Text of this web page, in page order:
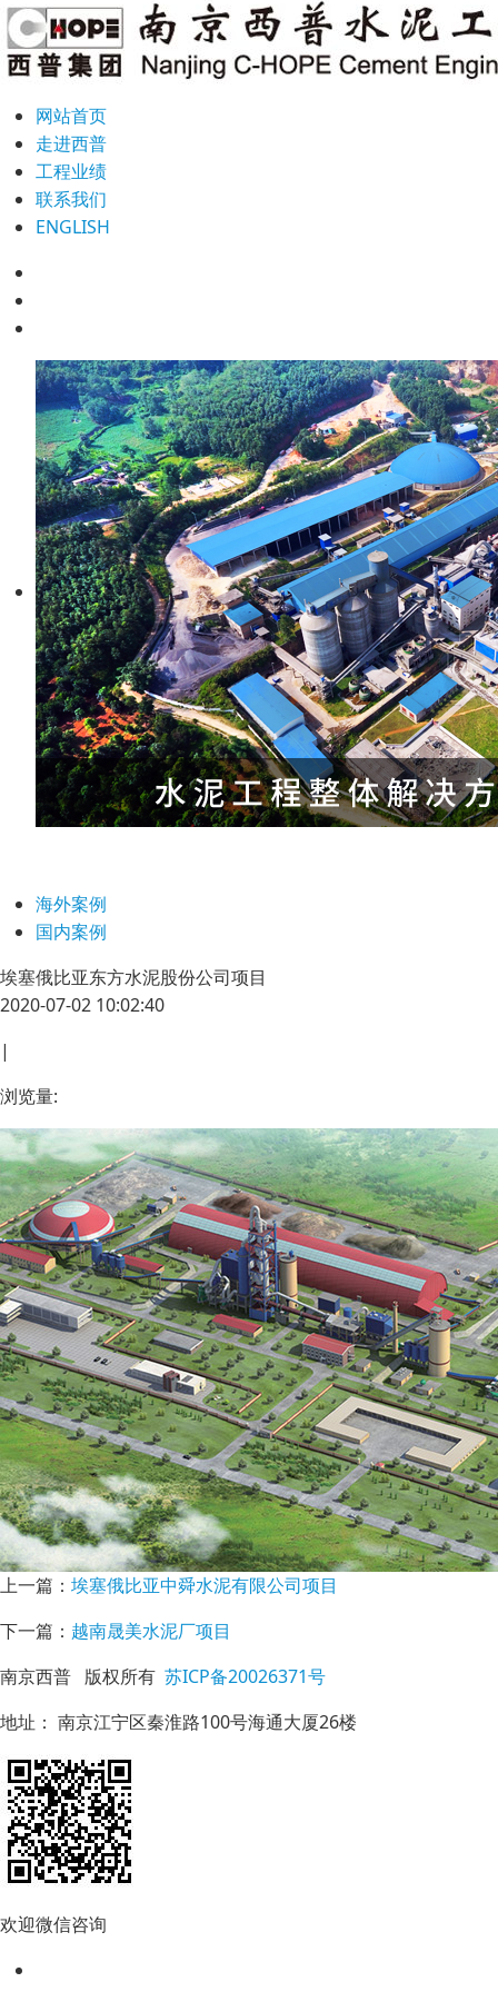
网站首页
走进西普
工程业绩
联系我们
ENGLISH
海外案例
国内案例
埃塞俄比亚东方水泥股份公司项目
2020-07-02 10:02:40
|
浏览量:
上一篇： 埃塞俄比亚中舜水泥有限公司项目
下一篇： 越南晟美水泥厂项目
南京西普 版权所有 苏ICP备20026371号
地址： 南京江宁区秦淮路100号海通大厦26楼
欢迎微信咨询